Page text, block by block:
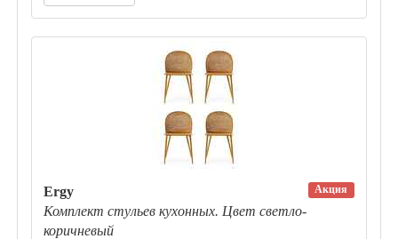
Акция
Ergy
Комплект стульев кухонных. Цвет светло-
коричневый